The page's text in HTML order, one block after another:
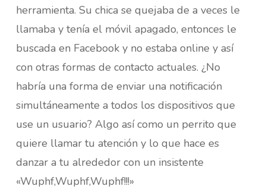
herramienta. Su chica se quejaba de a veces le
llamaba y tenía el móvil apagado, entonces le
buscada en Facebook y no estaba online y así
con otras formas de contacto actuales. ¿No
habría una forma de enviar una notificación
simultáneamente a todos los dispositivos que
use un usuario? Algo así como un perrito que
quiere llamar tu atención y lo que hace es
danzar a tu alrededor con un insistente
«Wuphf,Wuphf,Wuphf!!!»